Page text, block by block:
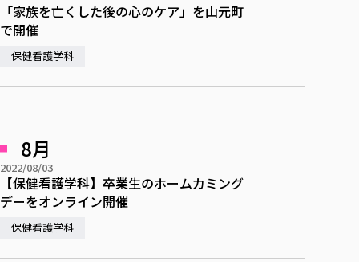
「家族を亡くした後の心のケア」を山元町
で開催
保健看護学科
8月
2022/08/03
【保健看護学科】卒業生のホームカミング
デーをオンライン開催
保健看護学科